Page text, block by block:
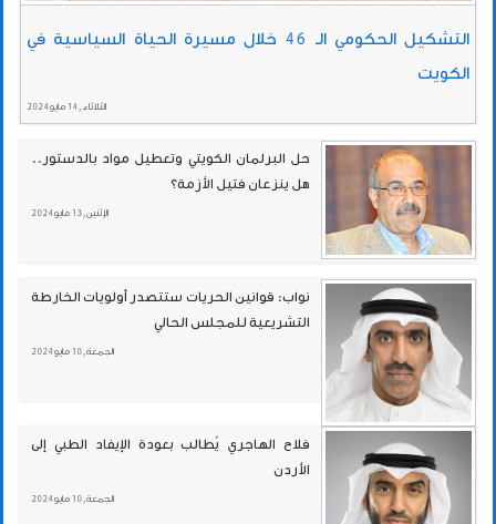
التشكيل الحكومي الـ 46 خلال مسيرة الحياة السياسية في
الكويت
الثلاثاء , 14 مايو 2024
حل البرلمان الكويتي وتعطيل مواد بالدستور..
هل ينزعان فتيل الأزمة؟
الإثنين , 13 مايو 2024
نواب: قوانين الحريات ستتصدر أولويات الخارطة
التشريعية للمجلس الحالي
الجمعة , 10 مايو 2024
فلاح الهاجري يُطالب بعودة الإيفاد الطبي إلى
الأردن
الجمعة , 10 مايو 2024